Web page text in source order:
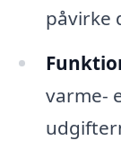
påvirke
varme-